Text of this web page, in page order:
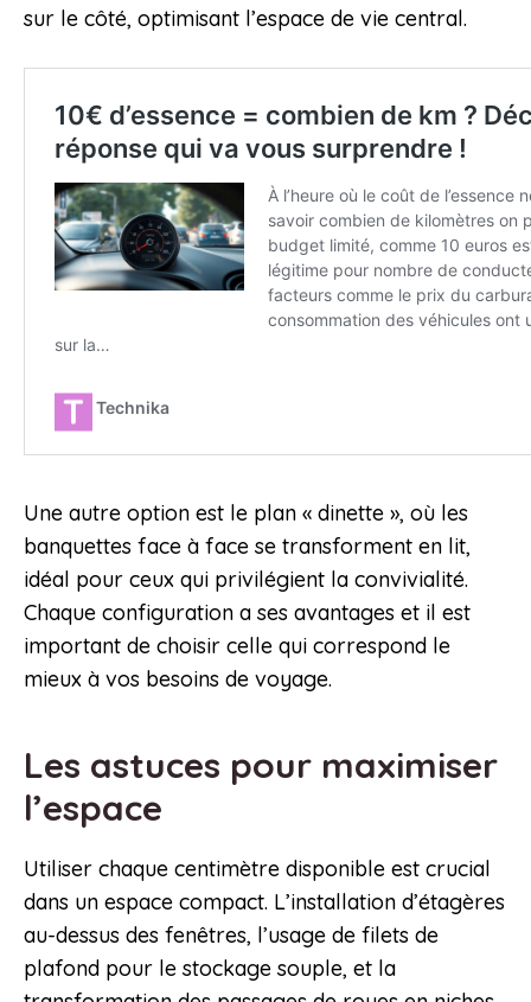
sur le côté, optimisant l’espace de vie central.
Une autre option est le plan « dinette », où les
banquettes face à face se transforment en lit,
idéal pour ceux qui privilégient la convivialité.
Chaque configuration a ses avantages et il est
important de choisir celle qui correspond le
mieux à vos besoins de voyage.
Les astuces pour maximiser
l’espace
Utiliser chaque centimètre disponible est crucial
dans un espace compact. L’installation d’étagères
au-dessus des fenêtres, l’usage de filets de
plafond pour le stockage souple, et la